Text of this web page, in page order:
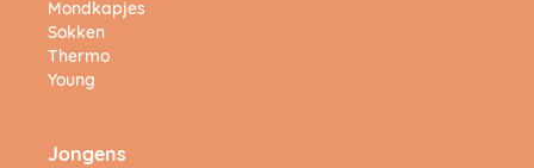
Mondkapjes
Sokken
Thermo
Young
Jongens